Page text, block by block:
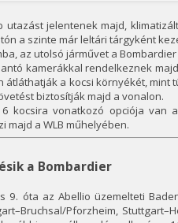
jelentenek majd,
a szinte már leltári tárgyként
az utolsó járművet a
kamerákkal rendelkeznek
a kocsi környékét, mint
biztosítják majd a vonalon.
kocsira vonatkozó opciója van
majd a WLB műhelyében.
a Bombardier
9. óta az Abellio üzemelteti
Pforzheim,